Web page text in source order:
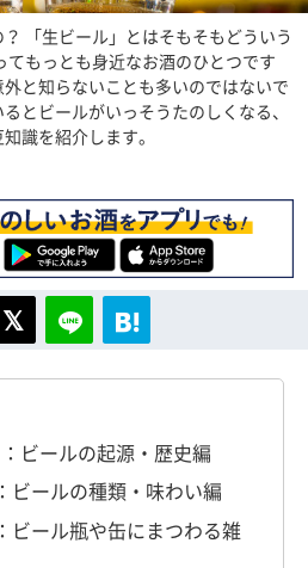
「生ビール」とはそもそもどういう
てもっとも身近なお酒のひとつです
と知らないことも多いのではないで
とビールがいっそうたのしくなる、
識を紹介します。
ビールの起源・歴史編
ビールの種類・味わい編
ビール瓶や缶にまつわる雑